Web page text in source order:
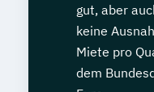
gut, aber
keine
Miete pro
dem